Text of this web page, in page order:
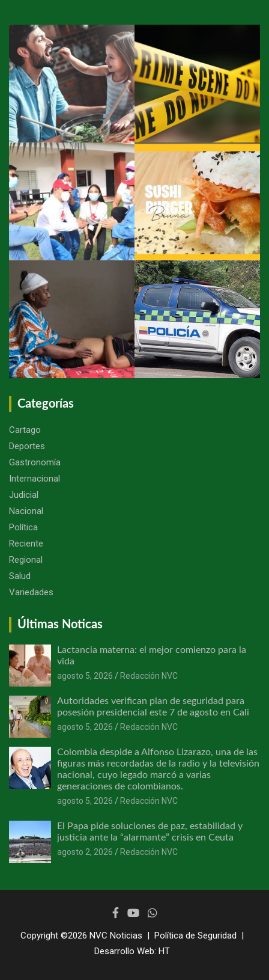
Categorías
Cartago
Deportes
Gastronomía
Internacional
Judicial
Nacional
Política
Reciente
Regional
Salud
Variedades
Últimas Noticas
Lactancia materna: el mejor comienzo para la
vida
agosto 5, 2026
Redacción NVC
Autoridades verifican plan de seguridad para
posesión presidencial este 7 de agosto en Cali
agosto 5, 2026
Redacción NVC
Colombia despide a Alfonso Lizarazo, una de las
figuras más recordadas de la radio y la televisión
nacional, cuyo legado marcó a varias
generaciones de colombianos.
agosto 5, 2026
Redacción NVC
El Papa pide soluciones de paz, estabilidad y
justicia ante la “alarmante” crisis en Ceuta
agosto 2, 2026
Redacción NVC
Copyright ©2026 NVC Noticias
Política de Seguridad
Desarrollo Web: HT